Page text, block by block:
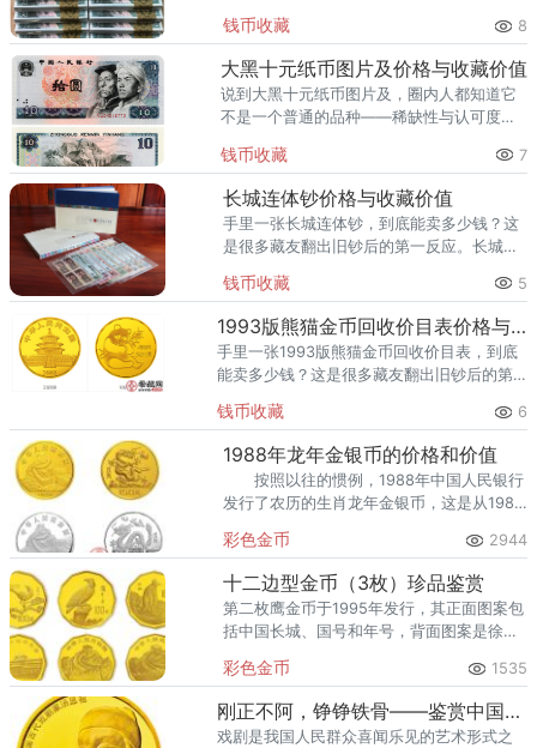
以实物品相为准）上月有位客户一次性回收
一刀大桥2角纸币，成交流水约
钱币收藏 8
大黑十元纸币图片及价格与收藏价值
说到大黑十元纸币图片及，圈内人都知道它
不是一个普通的品种——稀缺性与认可度，
片仅供参考，以实物品相为准）最近我们刚
成功回收一批大黑十元纸币图片
钱币收藏 7
长城连体钞价格与收藏价值
手里一张长城连体钞，到底能卖多少钱？这
是很多藏友翻出旧钞后的第一反应。长城连
市场行情看，长城连体钞当前单张回收价 数
百-12万元左右（按品种）
钱币收藏 5
1993版熊猫金币回收价目表价格与收藏价值
手里一张1993版熊猫金币回收价目表，到底
能卖多少钱？这是很多藏友翻出旧钞后的第
仅供参考，以实物品相为准）根据2026年最
新回收成交参考，
钱币收藏 6
1988年龙年金银币的价格和价值
按照以往的惯例，1988年中国人民银行
发行了农历的生肖龙年金银币，这是从1981
币，已经成为了钱币收藏市场上亘古不变的
规律。1988年
彩色金币 2944
十二边型金币（3枚）珍品鉴赏
第二枚鹰金币于1995年发行，其正面图案包
括中国长城、国号和年号，背面图案是徐悲
1300枚，实铸量1005枚。
彩色金币 1535
刚正不阿，铮铮铁骨——鉴赏中国古代戏剧家（汤显祖）8克金币
戏剧是我国人民群众喜闻乐见的艺术形式之